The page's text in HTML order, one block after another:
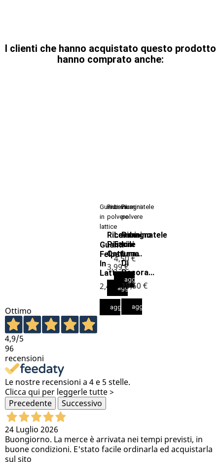
I clienti che hanno acquistato questo prodotto
hanno comprato anche:
Guanti
in
lattice
Guanti
Felpati
In
Lattice
2,49 €
aggiungi al carrello
Piumini
polvere
Ricambi
Piumini
Cattura...
3,99 €
aggiungi al carrello
Levaragnatele
Levaragnatele
Facile
4,50 €
aggiungi al carrello
Piumini
polvere
Piumino
In
Lana
Di
Pecora...
19,50 €
aggiungi al carrello
Ottimo
4,9/5
96
recensioni
Le nostre recensioni a 4 e 5 stelle.
Clicca qui per leggerle tutte >
Precedente
Successivo
24 Luglio 2026
Buongiorno. La merce è arrivata nei tempi previsti, in
buone condizioni. E'stato facile ordinarla ed acquistarla
sul sito